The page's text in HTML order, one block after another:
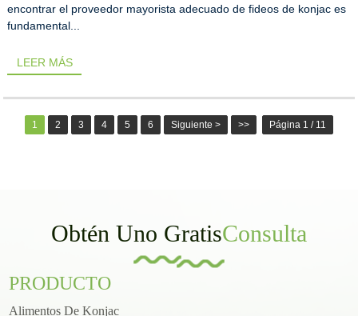
encontrar el proveedor mayorista adecuado de fideos de konjac es
fundamental...
LEER MÁS
1 2 3 4 5 6 Siguiente > >> Página 1 / 11
Obtén Uno GratisConsulta
PRODUCTO
Alimentos De Konjac